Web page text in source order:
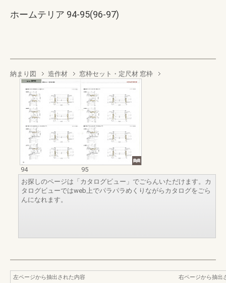
ホームテリア 94-95(96-97)
納まり図 造作材 窓枠セット・定尺材 窓枠
94
95
お探しのページは「カタログビュー」でごらんいただけます。カ
タログビューではweb上でパラパラめくりながらカタログをごら
んになれます。
左ページから抽出された内容
右ページから抽出